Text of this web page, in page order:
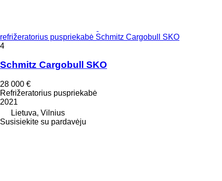
refrižeratorius puspriekabė Schmitz Cargobull SKO
4
Schmitz Cargobull SKO
28 000 €
Refrižeratorius puspriekabė
2021
Lietuva, Vilnius
Susisiekite su pardavėju